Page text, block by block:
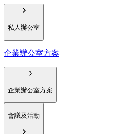
私人辦公室
企業辦公室方案
企業辦公室方案
會議及活動